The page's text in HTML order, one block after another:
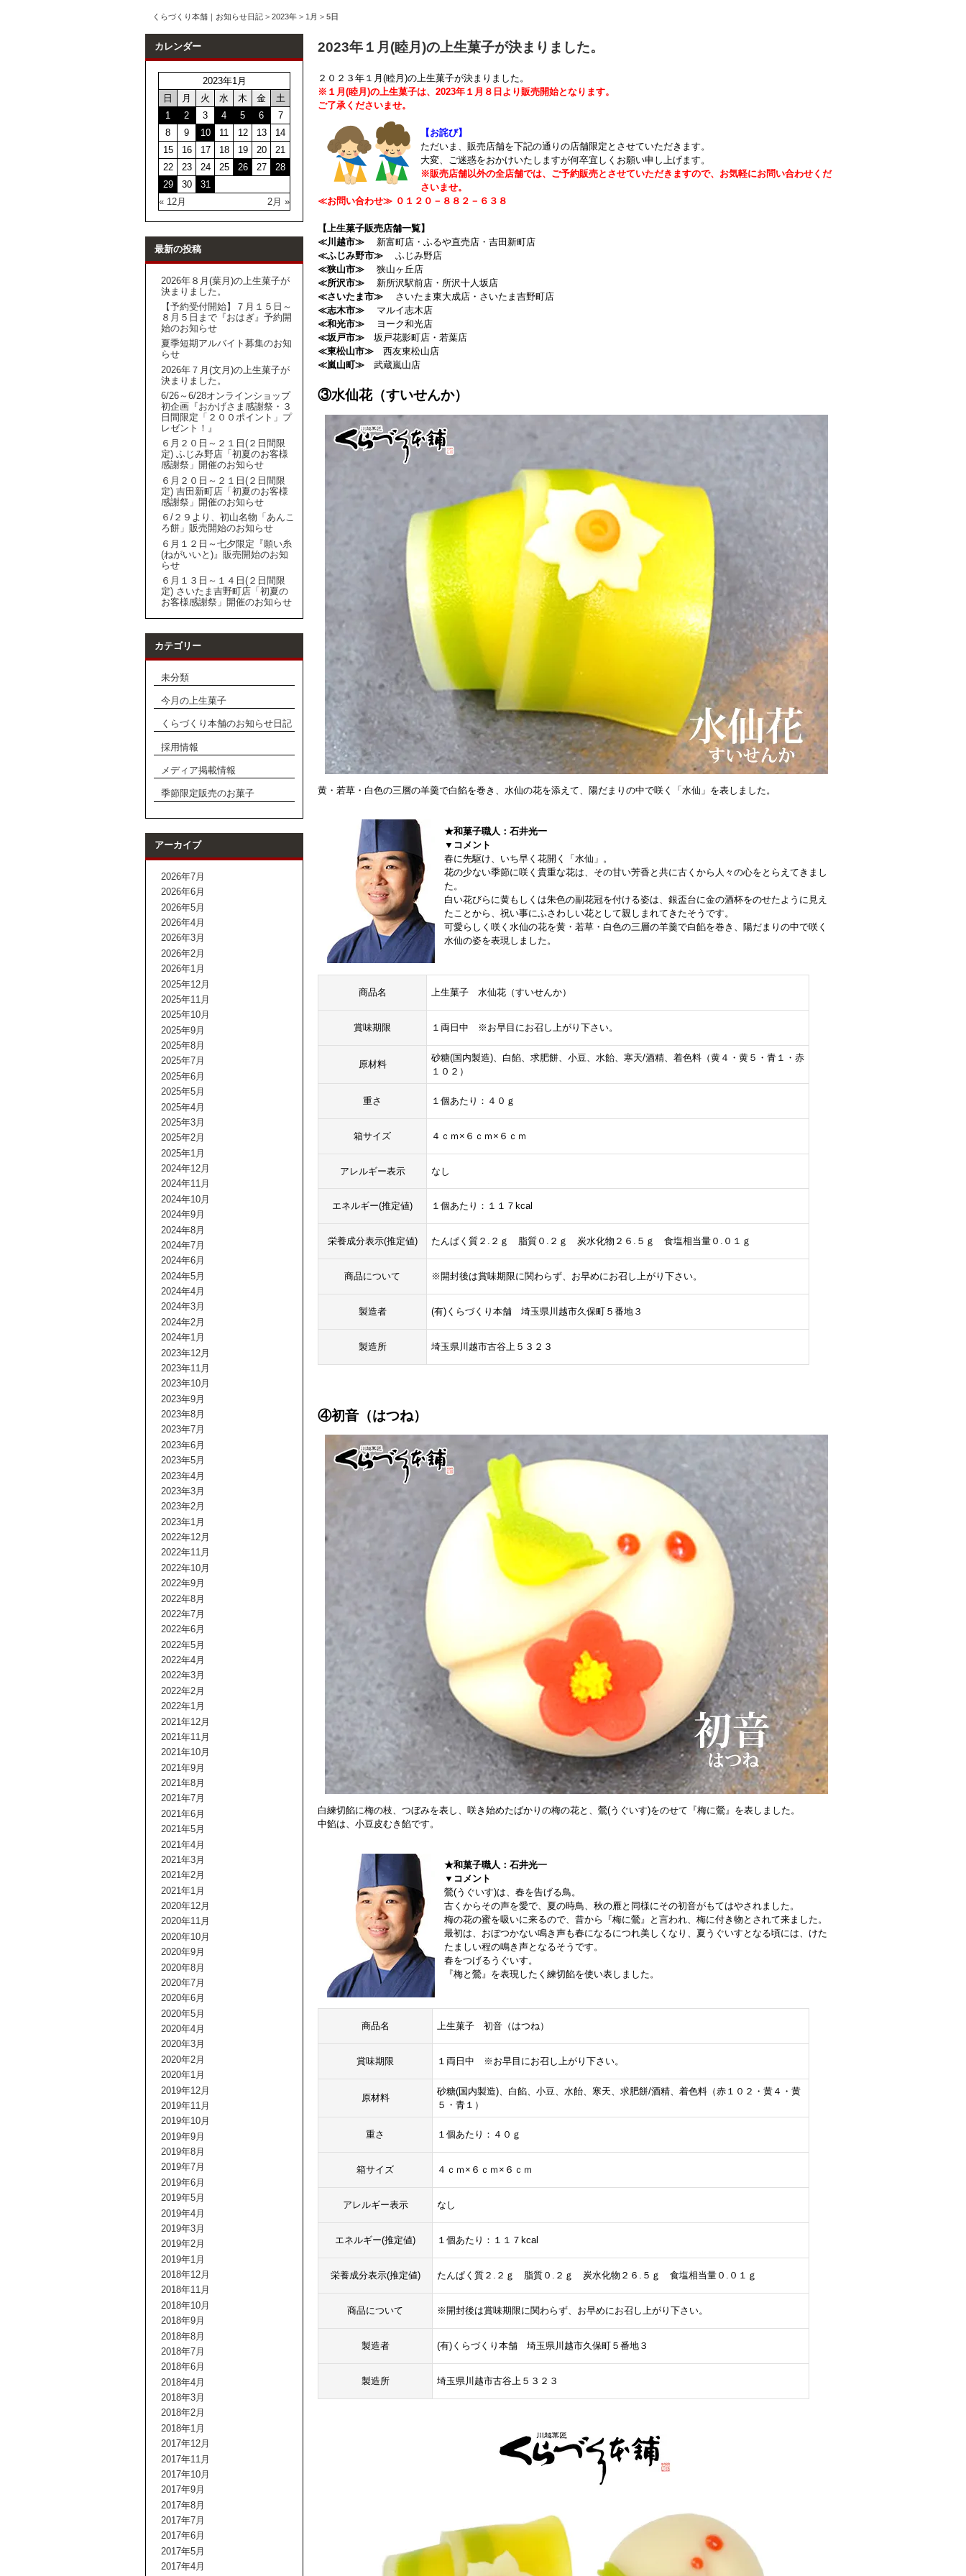
くらづくり本舗｜お知らせ日記 > 2023年 > 1月 > 5日
カレンダー
2023年1月
日
月 火 水 木 金 土
« 12月 2月 »
1 2 3 4 5 6
7
8
9 10 11 12 13
14
15
16 17 18 19 20
21
22
23 24 25 26 27
28
29
30 31
最新の投稿
2026年８月(葉月)の上生菓子が
決まりました。
【予約受付開始】７月１５日～
８月５日まで『おはぎ』予約開
始のお知らせ
夏季短期アルバイト募集のお知
らせ
2026年７月(文月)の上生菓子が
決まりました。
6/26～6/28オンラインショップ
初企画『おかげさま感謝祭・３
日間限定「２００ポイント」プ
レゼント！』
６月２０日～２１日(２日間限
定) ふじみ野店「初夏のお客様
感謝祭」開催のお知らせ
６月２０日～２１日(２日間限
定) 吉田新町店「初夏のお客様
感謝祭」開催のお知らせ
６/２９より、初山名物「あんこ
ろ餅」販売開始のお知らせ
６月１２日～七夕限定『願い糸
(ねがいいと)』販売開始のお知
らせ
６月１３日～１４日(２日間限
定) さいたま吉野町店「初夏の
お客様感謝祭」開催のお知らせ
カテゴリー
未分類
今月の上生菓子
くらづくり本舗のお知らせ日記
採用情報
メディア掲載情報
季節限定販売のお菓子
アーカイブ
2026年7月
2026年6月
2026年5月
2026年4月
2026年3月
2026年2月
2026年1月
2025年12月
2025年11月
2025年10月
2025年9月
2025年8月
2025年7月
2025年6月
2025年5月
2025年4月
2025年3月
2025年2月
2025年1月
2024年12月
2024年11月
2024年10月
2024年9月
2024年8月
2024年7月
2024年6月
2024年5月
2024年4月
2024年3月
2024年2月
2024年1月
2023年12月
2023年11月
2023年10月
2023年9月
2023年8月
2023年7月
2023年6月
2023年5月
2023年4月
2023年3月
2023年2月
2023年1月
2022年12月
2022年11月
2022年10月
2022年9月
2022年8月
2022年7月
2022年6月
2022年5月
2022年4月
2022年3月
2022年2月
2022年1月
2021年12月
2021年11月
2021年10月
2021年9月
2021年8月
2021年7月
2021年6月
2021年5月
2021年4月
2021年3月
2021年2月
2021年1月
2020年12月
2020年11月
2020年10月
2020年9月
2020年8月
2020年7月
2020年6月
2020年5月
2020年4月
2020年3月
2020年2月
2020年1月
2019年12月
2019年11月
2019年10月
2019年9月
2019年8月
2019年7月
2019年6月
2019年5月
2019年4月
2019年3月
2019年2月
2019年1月
2018年12月
2018年11月
2018年10月
2018年9月
2018年8月
2018年7月
2018年6月
2018年4月
2018年3月
2018年2月
2018年1月
2017年12月
2017年11月
2017年10月
2017年9月
2017年8月
2017年7月
2017年6月
2017年5月
2017年4月
2023年１月(睦月)の上生菓子が決まりました。
２０２３年１月(睦月)の上生菓子が決まりました。
※１月(睦月)の上生菓子は、2023年１月８日より販売開始となります。
ご了承くださいませ。
【お詫び】
ただいま、販売店舗を下記の通りの店舗限定とさせていただきます。
大変、ご迷惑をおかけいたしますが何卒宜しくお願い申し上げます。
※販売店舗以外の全店舗では、ご予約販売とさせていただきますので、お気軽にお問い合わせくだ
さいませ。
≪お問い合わせ≫ ０１２０－８８２－６３８
【上生菓子販売店舗一覧】
≪川越市≫ 新富町店・ふるや直売店・吉田新町店
≪ふじみ野市≫ ふじみ野店
≪狭山市≫ 狭山ヶ丘店
≪所沢市≫ 新所沢駅前店・所沢十人坂店
≪さいたま市≫ さいたま東大成店・さいたま吉野町店
≪志木市≫ マルイ志木店
≪和光市≫ ヨーク和光店
≪坂戸市≫ 坂戸花影町店・若葉店
≪東松山市≫ 西友東松山店
≪嵐山町≫ 武蔵嵐山店
③水仙花（すいせんか）
黄・若草・白色の三層の羊羹で白餡を巻き、水仙の花を添えて、陽だまりの中で咲く「水仙」を表しました。
★和菓子職人：石井光一
▼コメント
春に先駆け、いち早く花開く「水仙」。
花の少ない季節に咲く貴重な花は、その甘い芳香と共に古くから人々の心をとらえてきまし
た。
白い花びらに黄もしくは朱色の副花冠を付ける姿は、銀盃台に金の酒杯をのせたように見え
たことから、祝い事にふさわしい花として親しまれてきたそうです。
可愛らしく咲く水仙の花を黄・若草・白色の三層の羊羹で白餡を巻き、陽だまりの中で咲く
水仙の姿を表現しました。
商品名 上生菓子 水仙花（すいせんか）
賞味期限 １両日中 ※お早目にお召し上がり下さい。
原材料
砂糖(国内製造)、白餡、求肥餅、小豆、水飴、寒天/酒精、着色料（黄４・黄５・青１・赤
１０２）
重さ １個あたり：４０ｇ
箱サイズ ４ｃｍ×６ｃｍ×６ｃｍ
アレルギー表示 なし
エネルギー(推定値) １個あたり：１１７kcal
栄養成分表示(推定値) たんぱく質２.２ｇ 脂質０.２ｇ 炭水化物２６.５ｇ 食塩相当量０.０１ｇ
商品について ※開封後は賞味期限に関わらず、お早めにお召し上がり下さい。
製造者 (有)くらづくり本舗 埼玉県川越市久保町５番地３
製造所 埼玉県川越市古谷上５３２３
④初音（はつね）
白練切餡に梅の枝、つぼみを表し、咲き始めたばかりの梅の花と、鶯(うぐいす)をのせて『梅に鶯』を表しました。
中餡は、小豆皮むき餡です。
★和菓子職人：石井光一
▼コメント
鶯(うぐいす)は、春を告げる鳥。
古くからその声を愛で、夏の時鳥、秋の雁と同様にその初音がもてはやされました。
梅の花の蜜を吸いに来るので、昔から『梅に鶯』と言われ、梅に付き物とされて来ました。
最初は、おぼつかない鳴き声も春になるにつれ美しくなり、夏うぐいすとなる頃には、けた
たましい程の鳴き声となるそうです。
春をつげるうぐいす。
『梅と鶯』を表現したく練切餡を使い表しました。
商品名 上生菓子 初音（はつね）
賞味期限 １両日中 ※お早目にお召し上がり下さい。
原材料
砂糖(国内製造)、白餡、小豆、水飴、寒天、求肥餅/酒精、着色料（赤１０２・黄４・黄
５・青１）
重さ １個あたり：４０ｇ
箱サイズ ４ｃｍ×６ｃｍ×６ｃｍ
アレルギー表示 なし
エネルギー(推定値) １個あたり：１１７kcal
栄養成分表示(推定値) たんぱく質２.２ｇ 脂質０.２ｇ 炭水化物２６.５ｇ 食塩相当量０.０１ｇ
商品について ※開封後は賞味期限に関わらず、お早めにお召し上がり下さい。
製造者 (有)くらづくり本舗 埼玉県川越市久保町５番地３
製造所 埼玉県川越市古谷上５３２３